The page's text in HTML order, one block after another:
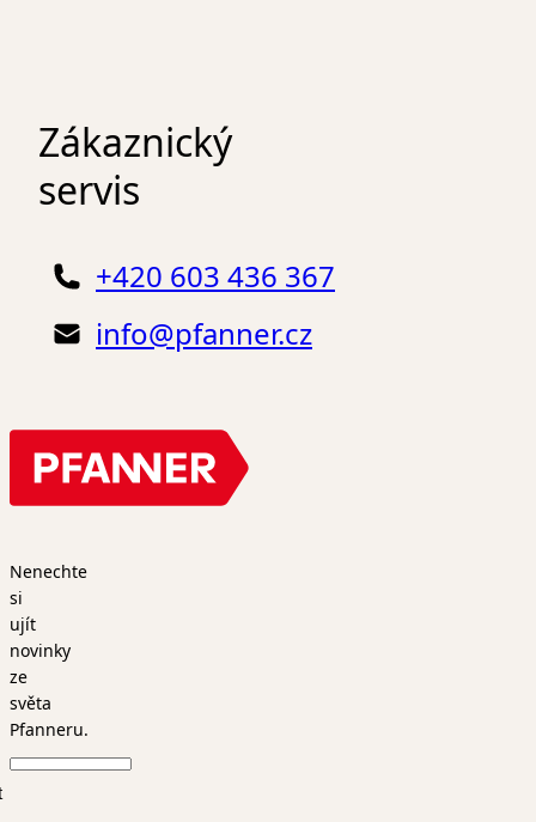
Nenechte
si
ujít
novinky
ze
světa
Pfanneru.
Zákaznický
servis
+420 603 436 367
info@pfanner.cz